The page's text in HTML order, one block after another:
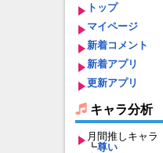
トップ
マイページ
新着コメント
新着アプリ
更新アプリ
キャラ分析
月間推しキャラ
┗尊い